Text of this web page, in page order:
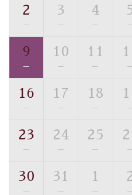
・環境に配慮したアメニテ
・館内フリーWi-Fi
・駐車場完備
・チェックイン15時、チ
【お食事】
・個室料亭で個室食
・朝食はこだわりの味噌汁
【温泉】
の効果が高い、極めて希有
るご入浴をお愉しみください
2
—
3
—
4
—
9
—
10
—
11
—
16
—
17
—
18
—
23
—
24
—
25
—
30
—
31
—
1
—